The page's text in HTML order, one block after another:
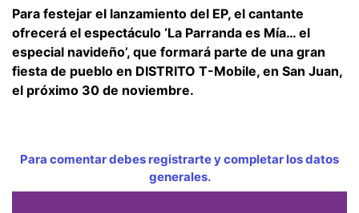
Para festejar el lanzamiento del EP, el cantante
ofrecerá el espectáculo ‘La Parranda es Mía… el
especial navideño’, que formará parte de una gran
fiesta de pueblo en DISTRITO T-Mobile, en San Juan,
el próximo 30 de noviembre.
Para comentar debes registrarte y completar los datos
generales.